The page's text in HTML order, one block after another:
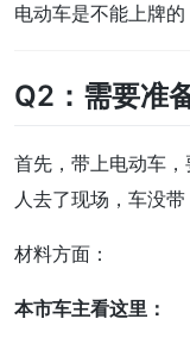
电动车是不能上牌的
Q2：需要准
首先，带上电动车
人去了现场，车没带
材料方面：
本市车主看这里：